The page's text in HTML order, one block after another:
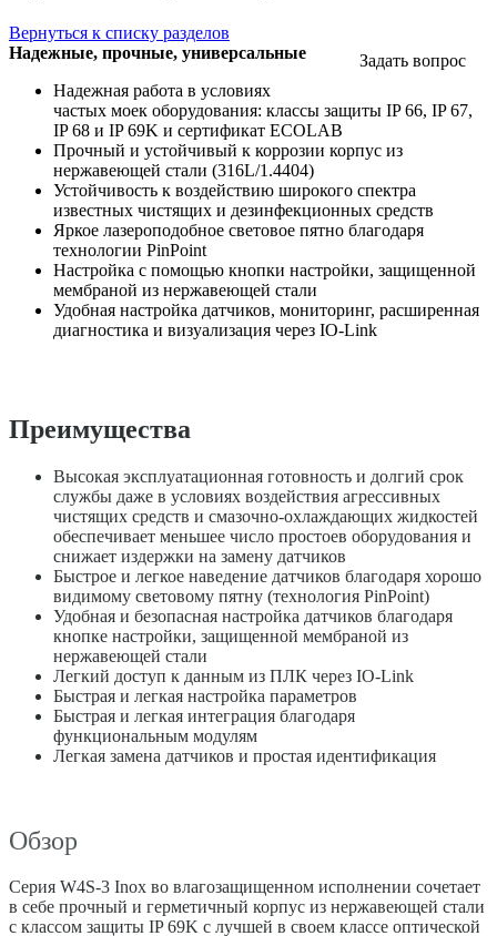
Вернуться к списку разделов
Задать вопрос
Надежные, прочные, универсальные
Надежная работа в условиях
частых моек оборудования: классы защиты IP 66, IP 67,
IP 68 и IP 69K и сертификат ECOLAB
Прочный и устойчивый к коррозии корпус из
нержавеющей стали (316L/1.4404)
Устойчивость к воздействию широкого спектра
известных чистящих и дезинфекционных средств
Яркое лазероподобное световое пятно благодаря
технологии PinPoint
Настройка с помощью кнопки настройки, защищенной
мембраной из нержавеющей стали
Удобная настройка датчиков, мониторинг, расширенная
диагностика и визуализация через IO-Link
Преимущества
Высокая эксплуатационная готовность и долгий срок
службы даже в условиях воздействия агрессивных
чистящих средств и смазочно-охлаждающих жидкостей
обеспечивает меньшее число простоев оборудования и
снижает издержки на замену датчиков
Быстрое и легкое наведение датчиков благодаря хорошо
видимому световому пятну (технология PinPoint)
Удобная и безопасная настройка датчиков благодаря
кнопке настройки, защищенной мембраной из
нержавеющей стали
Легкий доступ к данным из ПЛК через IO-Link
Быстрая и легкая настройка параметров
Быстрая и легкая интеграция благодаря
функциональным модулям
Легкая замена датчиков и простая идентификация
Обзор
Серия W4S-3 Inox во влагозащищенном исполнении сочетает
в себе прочный и герметичный корпус из нержавеющей стали
с классом защиты IP 69K с лучшей в своем классе оптической